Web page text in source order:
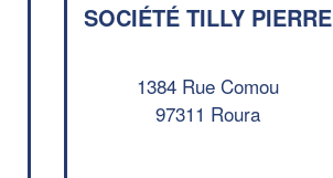
SOCIÉTÉ TILLY PIERRE
1384 Rue Comou
97311 Roura